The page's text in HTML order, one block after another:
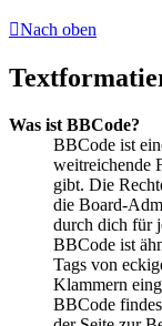
Nach oben
Was ist BBCode?
BBCode ist
weitreichende
gibt. Die
die Board-
durch dich für
BBCode ist
Tags von
Klammern
BBCode